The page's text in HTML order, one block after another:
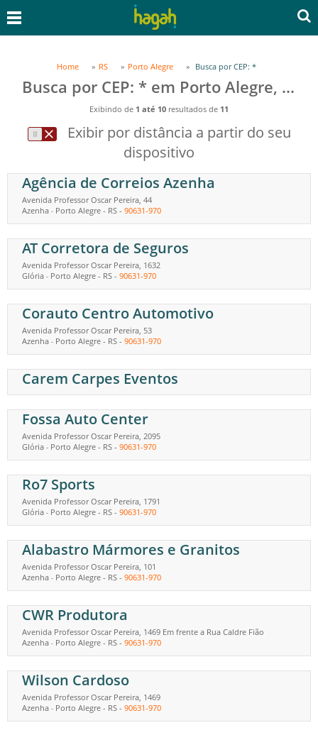
Home RS Porto Alegre Busca por CEP: *
Busca por CEP: * em Porto Alegre, RS
Exibindo de 1 até 10 resultados de 11
Exibir por distância a partir do seu
dispositivo
Agência de Correios Azenha
Avenida Professor Oscar Pereira, 44
Azenha - Porto Alegre - RS - 90631-970
AT Corretora de Seguros
Avenida Professor Oscar Pereira, 1632
Glória - Porto Alegre - RS - 90631-970
Corauto Centro Automotivo
Avenida Professor Oscar Pereira, 53
Azenha - Porto Alegre - RS - 90631-970
Carem Carpes Eventos
Fossa Auto Center
Avenida Professor Oscar Pereira, 2095
Glória - Porto Alegre - RS - 90631-970
Ro7 Sports
Avenida Professor Oscar Pereira, 1791
Glória - Porto Alegre - RS - 90631-970
Alabastro Mármores e Granitos
Avenida Professor Oscar Pereira, 101
Azenha - Porto Alegre - RS - 90631-970
CWR Produtora
Avenida Professor Oscar Pereira, 1469 Em frente a Rua Caldre Fião
Azenha - Porto Alegre - RS - 90631-970
Wilson Cardoso
Avenida Professor Oscar Pereira, 1469
Azenha - Porto Alegre - RS - 90631-970